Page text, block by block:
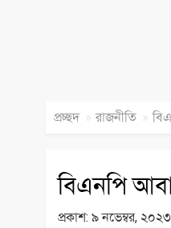
প্রচ্ছদ » রাজনীতি »
বিএনপি
প্রকাশ: ৯ নভেম্বর,